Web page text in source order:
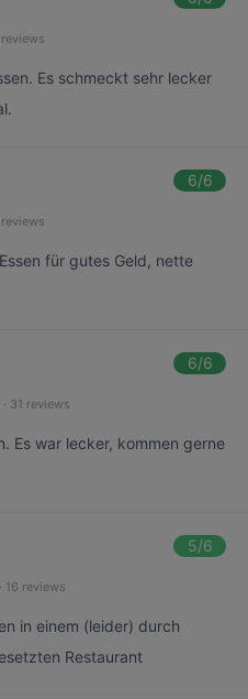
Es schmeckt sehr lecker
6/6
für gutes Geld, nette
6/6
· 31 reviews
Es war lecker, kommen gerne
5/6
· 16 reviews
in einem (leider) durch
Restaurant